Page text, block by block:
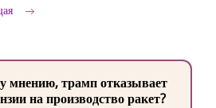
мнению, трамп отказывает
на производство ракет?